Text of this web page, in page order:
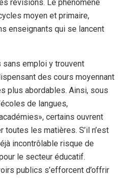
révisions. Le phénomène
moyen et primaire,
enseignants qui se lancent
emploi y trouvent
des cours moyennant
plus abordables. Ainsi, sous
de langues,
certains ouvrent
les matières. S’il n’est
incontrôlable risque de
le secteur éducatif.
publics s’efforcent d’offrir